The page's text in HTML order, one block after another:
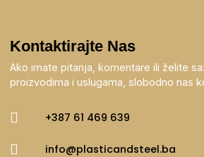
Kontaktirajte Nas
Ako imate pitanja, komentare ili želite
proizvodima i uslugama, slobodno nas
+387 61 469 639
info@plasticandsteel.ba